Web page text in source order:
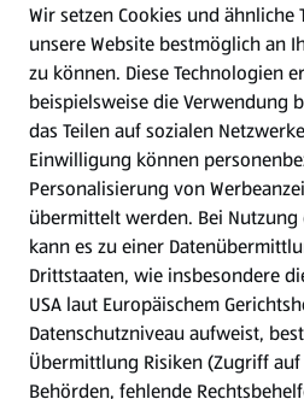
WhatsApp
Gewinnspiele
Mein HOFER. Meine Einkäufe.
Meine Meinung. Mein HOFER.
Gutscheingroßbestellung
(öffnet in einem neuen Tab)
Folge uns hier:
Wir setzen Cookies und
unsere Website bestmöglich an
zu können. Diese Technologien
beispielsweise die Verwendung
das Teilen auf sozialen
Einwilligung können
Personalisierung von
übermittelt werden. Bei Nutzung
kann es zu einer
Drittstaaten, wie insbesondere
USA laut Europäischem
Datenschutzniveau aufweist,
Übermittlung Risiken (Zugriff auf
Behörden, fehlende